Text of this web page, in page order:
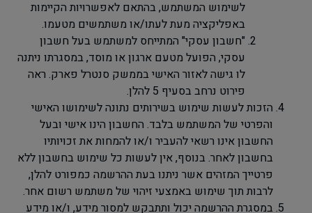
לשימוש המשתמש, בהתאם לאפשרויות הקיימות
באפליקציה מעת לעתו/או משתמשים מטעמו.
"חשבון עסקי" המתייחס למשתמש בעל חשבון
עסקי, הפועל מטעם ארגון או מוסד, במסגרתו ניתנה
לו גישה לאזור האישי בממשק סנטרל פארק. ראה
פירוט נרחב בסעיף 5 להלן.
הזכות לעשות שימוש בשירותים נתונה לשימושו האישי
והפרטי של המשתמש בלבד. החשבון הינו אישי ובעל
החשבון אינו רשאי להעביר ו/או להמחות את זכויותיו
בחשבון לאחר. בנוסף, אין לעשות כל שימוש בחשבון ללא
פרטייך המזהים אשר ניתנו בעת ההרשמה כמפורט להלן,
לרבות תוך שימוש באמצעי זיהוי של משתמש רשום אחר.
במסגרת ההרשמה יכול ותתבקש למסור מידע, ו/או מידע